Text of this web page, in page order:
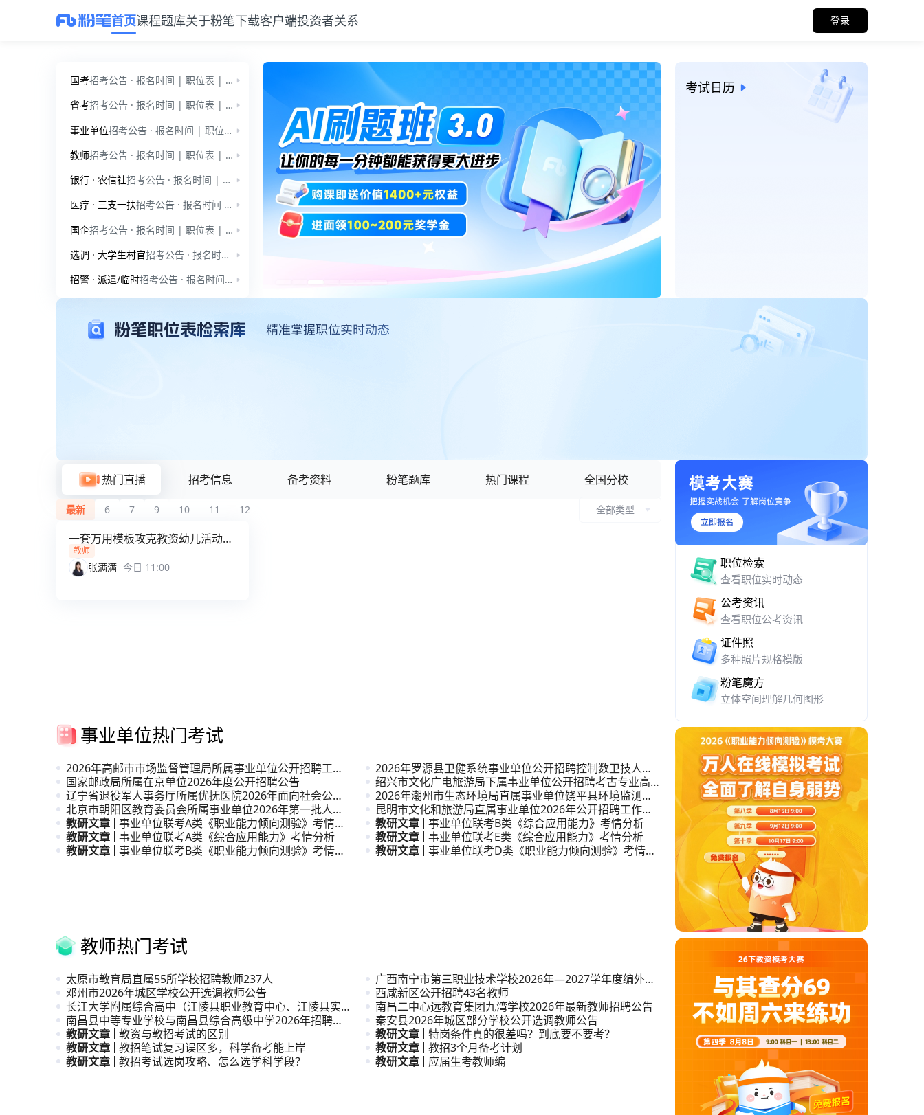
首页课程题库关于粉笔下载客户端投资者关系 登录
国考
招考公告 · 报名时间 | 职位表 | 公告通知 | 国家公务员-行测 | 国家公务员-申论 | 行测小讲堂 | 申论小讲堂 | 时政热点
省考
招考公告 · 报名时间 | 职位表 | 公告通知 | 省考模拟题-行测 | 省考小模考-申论 | 行测小讲堂 | 申论小讲堂 | 时政热点
事业单位
招考公告 · 报名时间 | 职位表 | 公告通知 | 事业单位-职测 | 事业单位-综应 | 公基小讲堂 | 综应小讲堂
教师
招考公告 · 报名时间 | 职位表 | 公告通知 | 教师招聘-学前教育 | 教师招聘-教育综合知识 | 教师小讲堂
银行 · 农信社
招考公告 · 报名时间 | 职位表 | 公告通知 | 银行招聘 | 招考公告 · 报名时间 · 职位表 | 公告通知 | 农信社
医疗 · 三支一扶
招考公告 · 报名时间 | 职位表 | 公告通知 | 医疗招聘-笔试 | 招考公告 · 报名时间 | 职位表 | 公告通知 | 三支一扶 | 三支一扶小讲堂
国企
招考公告 · 报名时间 | 职位表 | 公告通知 | 爱听干货
选调 · 大学生村官
招考公告 · 报名时间 · 职位表 | 公告通知 | 时政热点 | 爱听干货 | 招考公告 | 公告通知 | 时政热点 | 爱听干货
招警 · 派遣/临时
招考公告 · 报名时间 | 职位表 | 公告通知 | 公安招警 | 招考公告 · 报名时间 · 职位表 | 公告通知
考试日历
公考与事业单位备考服务
热门直播 招考信息 备考资料 粉笔题库 热门课程 全国分校
最新 6 7 9 10 11 12 全部类型
一套万用模板攻克教资幼儿活动设
计30分
教师
张满满 今日 11:00
APP 下载与网页版入口
职位检索
查看职位实时动态
公考资讯
查看职位公考资讯
证件照
多种照片规格模版
粉笔魔方
立体空间理解几何图形
事业单位热门考试
2026年高邮市市场监督管理局所属事业单位公开招聘工作
人员公
国家邮政局所属在京单位2026年度公开招聘公告
辽宁省退役军人事务厅所属优抚医院2026年面向社会公开
招聘高
北京市朝阳区教育委员会所属事业单位2026年第一批人才
引进公
教研文章 事业单位联考A类《职业能力倾向测验》考情分
析
教研文章 事业单位联考A类《综合应用能力》考情分析
教研文章 事业单位联考B类《职业能力倾向测验》考情分
2026年罗源县卫健系统事业单位公开招聘控制数卫技人员
公告
绍兴市文化广电旅游局下属事业单位公开招聘考古专业高层
次人才公
2026年潮州市生态环境局直属事业单位饶平县环境监测站
公开招
昆明市文化和旅游局直属事业单位2026年公开招聘工作人
员公告
教研文章 事业单位联考B类《综合应用能力》考情分析
教研文章 事业单位联考E类《综合应用能力》考情分析
教研文章 事业单位联考D类《职业能力倾向测验》考情分
教师热门考试
太原市教育局直属55所学校招聘教师237人
邓州市2026年城区学校公开选调教师公告
长江大学附属综合高中（江陵县职业教育中心、江陵县实验
高级中学
南昌县中等专业学校与南昌县综合高级中学2026年招聘中
职与普
教研文章 教资与教招考试的区别
教研文章 教招笔试复习误区多，科学备考能上岸
教研文章 教招考试选岗攻略、怎么选学科学段？
广西南宁市第三职业技术学校2026年—2027学年度编外聘
用
西咸新区公开招聘43名教师
南昌二中心远教育集团九湾学校2026年最新教师招聘公告
秦安县2026年城区部分学校公开选调教师公告
教研文章 特岗条件真的很差吗？到底要不要考？
教研文章 教招3个月备考计划
教研文章
应届生考教师编